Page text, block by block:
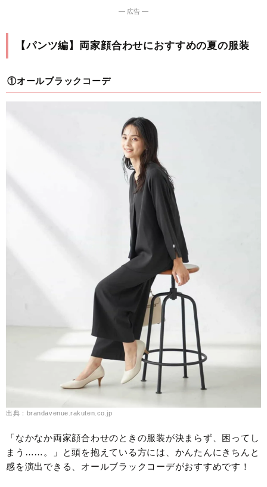
― 広告 ―
【パンツ編】両家顔合わせにおすすめの夏の服装
①オールブラックコーデ
出典：brandavenue.rakuten.co.jp
「なかなか両家顔合わせのときの服装が決まらず、困ってし
まう……。」と頭を抱えている方には、かんたんにきちんと
感を演出できる、オールブラックコーデがおすすめです！